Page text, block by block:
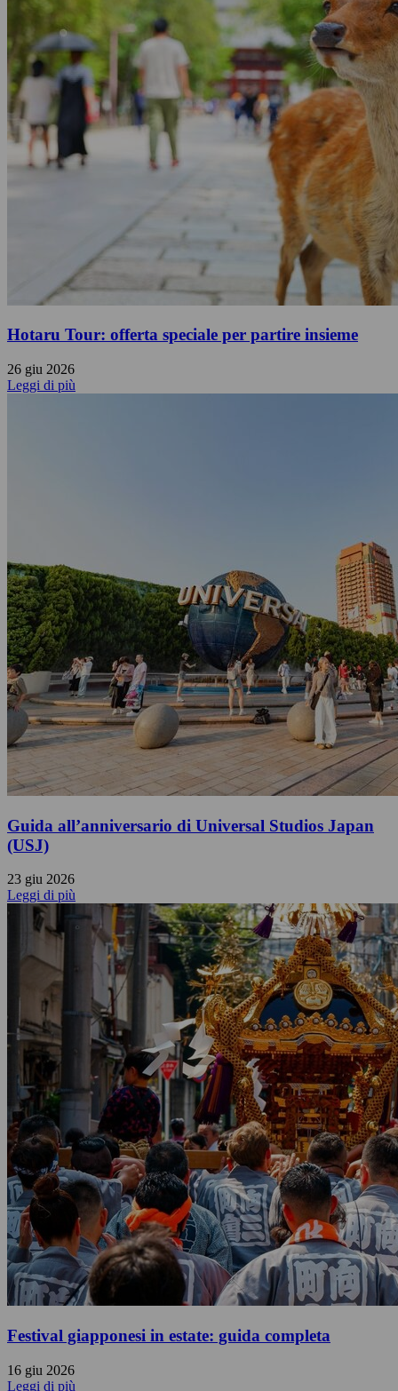
Hotaru Tour: offerta speciale per partire insieme
26 giu 2026
Leggi di più
Guida all’anniversario di Universal Studios Japan
(USJ)
23 giu 2026
Leggi di più
Festival giapponesi in estate: guida completa
16 giu 2026
Leggi di più